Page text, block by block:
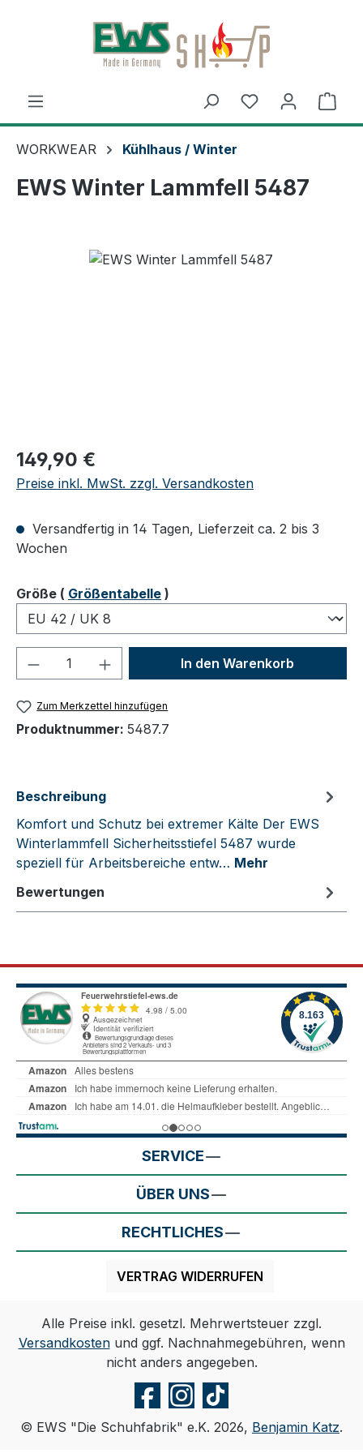
Zum Hauptinhalt springen
WORKWEAR Kühlhaus / Winter
EWS Winter Lammfell 5487
Regulärer Preis:
149,90 €
Preise inkl. MwSt. zzgl. Versandkosten
Versandfertig in 14 Tagen, Lieferzeit ca. 2 bis 3
Wochen
Größeauswählen
( Größentabelle )
Produkt Anzahl: Gib denIn den Warenkorb
Zum Merkzettel hinzufügen
Produktnummer: 5487.7
Beschreibung
Komfort und Schutz bei extremer Kälte Der EWS
Winterlammfell Sicherheitsstiefel 5487 wurde
speziell für Arbeitsbereiche entw… Mehr
Bewertungen
SERVICE
ÜBER UNS
RECHTLICHES
VERTRAG WIDERRUFEN
Alle Preise inkl. gesetzl. Mehrwertsteuer zzgl.
Versandkostenund ggf. Nachnahmegebühren, wenn
nicht anders angegeben.
© EWS "Die Schuhfabrik" e.K. 2026, Benjamin Katz.